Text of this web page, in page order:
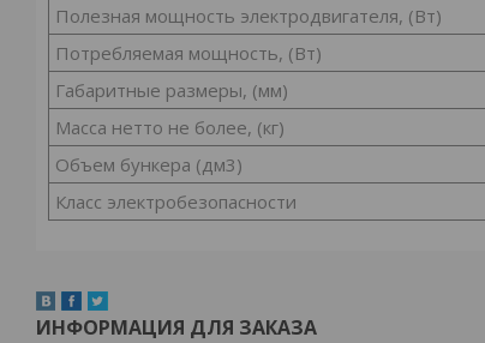
Полезная мощность электродвигателя, (Вт)
Потребляемая мощность, (Вт)
Габаритные размеры, (мм)
Масса нетто не более, (кг)
Объем бункера (дм3)
Класс электробезопасности
ИНФОРМАЦИЯ ДЛЯ ЗАКАЗА